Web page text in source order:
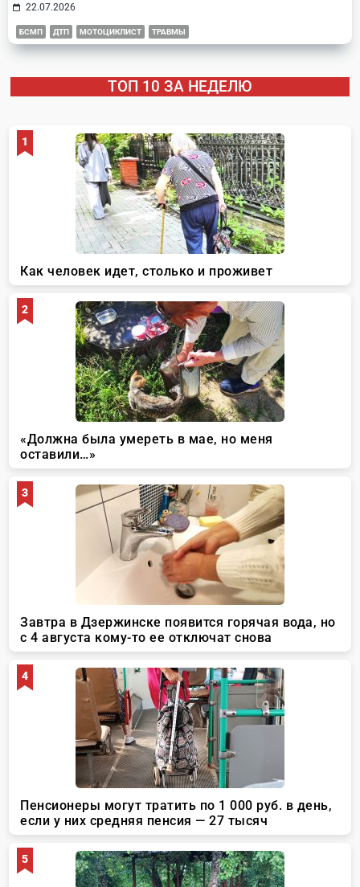
22.07.2026
БСМП ДТП МОТОЦИКЛИСТ ТРАВМЫ
ТОП 10 ЗА НЕДЕЛЮ